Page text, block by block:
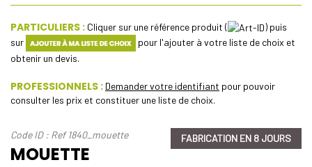
PARTICULIERS : Cliquer sur une référence produit (
) puis
sur
pour l'ajouter à votre liste de choix et
obtenir un devis.
PROFESSIONNELS : Demander votre identifiant pour pouvoir
consulter les prix et constituer une liste de choix.
Code ID : Ref 1840_mouette
MOUETTE
FABRICATION EN 8 JOURS